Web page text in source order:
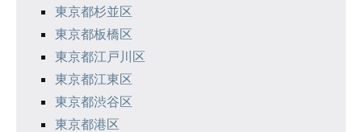
東京都杉並区
東京都板橋区
東京都江戸川区
東京都江東区
東京都渋谷区
東京都港区